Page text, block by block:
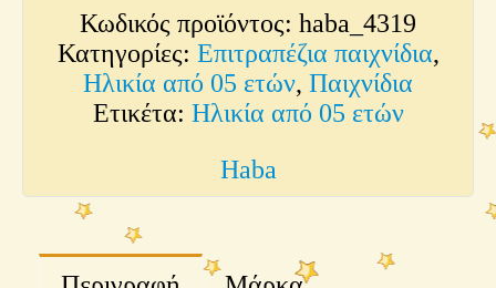
ποσότητα
Κωδικός προϊόντος: haba_4319
Κατηγορίες: Επιτραπέζια παιχνίδια,
Ηλικία από 05 ετών, Παιχνίδια
Ετικέτα: Ηλικία από 05 ετών
Haba